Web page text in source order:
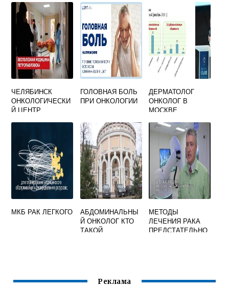
ЧЕЛЯБИНСК
ОНКОЛОГИЧЕСКИ
Й ЦЕНТР
ГОЛОВНАЯ БОЛЬ
ПРИ ОНКОЛОГИИ
ДЕРМАТОЛОГ
ОНКОЛОГ В
МОСКВЕ
МКБ РАК ЛЕГКОГО
АБДОМИНАЛЬНЫ
Й ОНКОЛОГ КТО
ТАКОЙ
МЕТОДЫ
ЛЕЧЕНИЯ РАКА
ПРЕДСТАТЕЛЬНО
Реклама